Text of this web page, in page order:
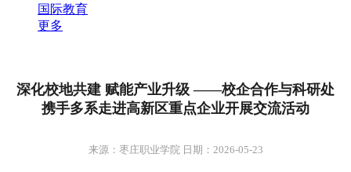
国际教育
更多
深化校地共建 赋能产业升级 ——校企合作与科研处
携手多系走进高新区重点企业开展交流活动
来源：枣庄职业学院 日期：2026-05-23